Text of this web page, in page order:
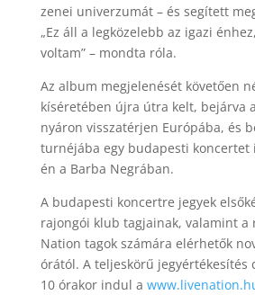
zenei univerzumát – és segített
„Ez áll a legközelebb az igazi
voltam” – mondta róla.
Az album megjelenését követően
kíséretében újra útra kelt, bejárva
nyáron visszatérjen Európába, és
turnéjába egy budapesti koncertet
én a Barba Negrában.
A budapesti koncertre jegyek
rajongói klub tagjainak, valamint a
Nation tagok számára elérhetők
órától. A teljeskörű jegyértékesítés
10 órakor indul a